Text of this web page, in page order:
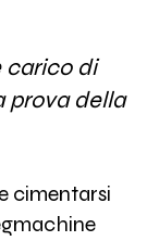
carico di
prova della
cimentarsi